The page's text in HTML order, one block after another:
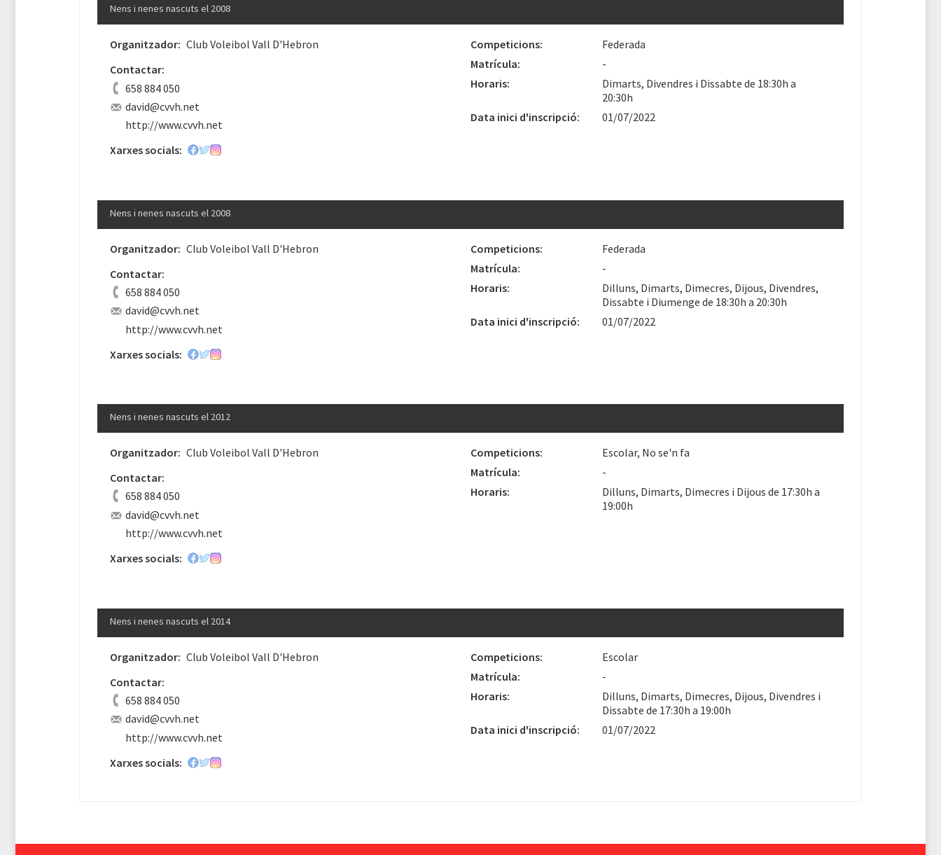
Nens i nenes nascuts el 2008
Organitzador: Club Voleibol Vall D'Hebron
Contactar:
658 884 050
david@cvvh.net
http://www.cvvh.net
Xarxes socials:
Competicions:
Federada
Matrícula:
-
Horaris:
Dimarts, Divendres i Dissabte de 18:30h a
20:30h
Data inici d'inscripció:
01/07/2022
Nens i nenes nascuts el 2008
Organitzador: Club Voleibol Vall D'Hebron
Contactar:
658 884 050
david@cvvh.net
http://www.cvvh.net
Xarxes socials:
Competicions:
Federada
Matrícula:
-
Horaris:
Dilluns, Dimarts, Dimecres, Dijous, Divendres,
Dissabte i Diumenge de 18:30h a 20:30h
Data inici d'inscripció:
01/07/2022
Nens i nenes nascuts el 2012
Organitzador: Club Voleibol Vall D'Hebron
Contactar:
658 884 050
david@cvvh.net
http://www.cvvh.net
Xarxes socials:
Competicions:
Escolar, No se'n fa
Matrícula:
-
Horaris:
Dilluns, Dimarts, Dimecres i Dijous de 17:30h a
19:00h
Nens i nenes nascuts el 2014
Organitzador: Club Voleibol Vall D'Hebron
Contactar:
658 884 050
david@cvvh.net
http://www.cvvh.net
Xarxes socials:
Competicions:
Escolar
Matrícula:
-
Horaris:
Dilluns, Dimarts, Dimecres, Dijous, Divendres i
Dissabte de 17:30h a 19:00h
Data inici d'inscripció:
01/07/2022